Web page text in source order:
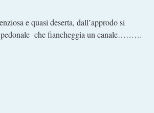
e quasi deserta, dall’approdo si
pedonale che fiancheggia un canale………